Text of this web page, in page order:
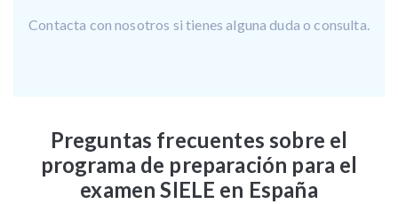
Contacta con nosotros si tienes alguna duda o consulta.
Preguntas frecuentes sobre el
programa de preparación para el
examen SIELE en España